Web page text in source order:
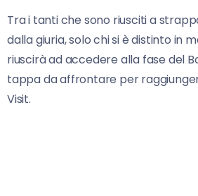
Tra i tanti che sono riusciti a
dalla giuria, solo chi si è distinto in
riuscirà ad accedere alla fase del
tappa da affrontare per
Visit.